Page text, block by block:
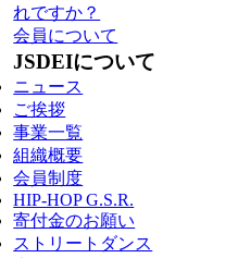
れですか？
会員について
JSDEIについて
ニュース
ご挨拶
事業一覧
組織概要
会員制度
HIP-HOP G.S.R.
寄付金のお願い
ストリートダンス